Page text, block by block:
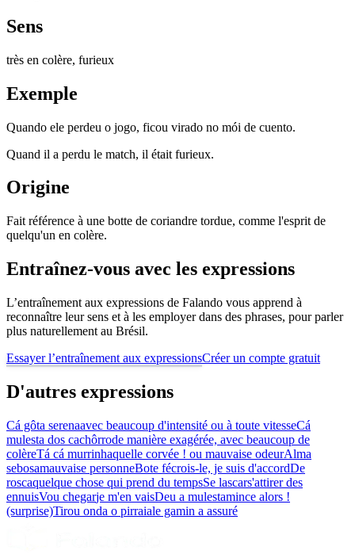
Sens
très en colère, furieux
Exemple
Quando ele perdeu o jogo, ficou virado no mói de cuento.
Quand il a perdu le match, il était furieux.
Origine
Fait référence à une botte de coriandre tordue, comme l'esprit de
quelqu'un en colère.
Entraînez-vous avec les expressions
L’entraînement aux expressions de Falando vous apprend à
reconnaître leur sens et à les employer dans des phrases, pour parler
plus naturellement au Brésil.
Essayer l’entraînement aux expressionsCréer un compte gratuit
D'autres expressions
Cá gôta serenaavec beaucoup d'intensité ou à toute vitesseCá
mulesta dos cachôrrode manière exagérée, avec beaucoup de
colèreTá cá murrinhaquelle corvée ! ou mauvaise odeurAlma
sebosamauvaise personneBote fécrois-le, je suis d'accordDe
roscaquelque chose qui prend du tempsSe lascars'attirer des
ennuisVou chegarje m'en vaisDeu a mulestamince alors !
(surprise)Tirou onda o pirraiale gamin a assuré